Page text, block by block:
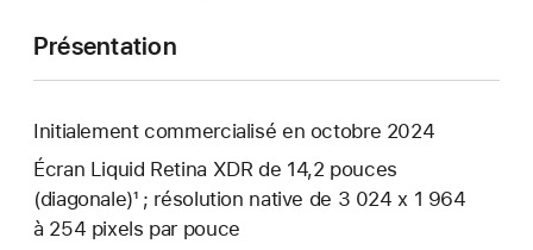
Présentation
Initialement commercialisé en octobre 2024
Écran Liquid Retina XDR de 14,2 pouces
(diagonale)¹ ; résolution native de 3 024 x 1 964
à 254 pixels par pouce